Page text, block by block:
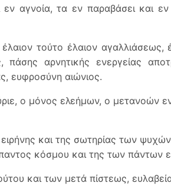
εν αγνοία, τα εν παραβάσει και
έλαιον τούτο έλαιον
αρνητικής ενεργείας
ευφροσύνη αιώνιος.
ο μόνος ελεήμων, ο μετανοών
και της σωτηρίας των
κόσμου και της των πάντων
και των μετά πίστεως,